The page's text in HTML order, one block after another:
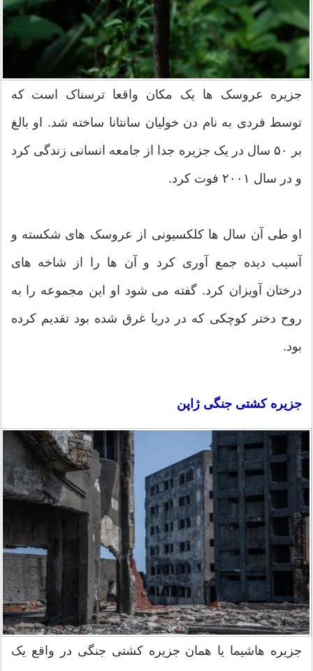
جزیره عروسک ها یک مکان واقعا ترسناک است که
توسط فردی به نام دن خولیان سانتانا ساخته شد. او بالغ
بر ۵۰ سال در یک جزیره جدا از جامعه انسانی زندگی کرد
و در سال ۲۰۰۱ فوت کرد.
او طی آن سال ها کلکسیونی از عروسک های شکسته و
آسیب دیده جمع آوری کرد و آن ها را از شاخه های
درختان آویزان کرد. گفته می شود او این مجموعه را به
روح دختر کوچکی که در دریا غرق شده بود تقدیم کرده
بود.
جزیره کشتی جنگی ژاپن
جزیره هاشیما یا همان جزیره کشتی جنگی در واقع یک